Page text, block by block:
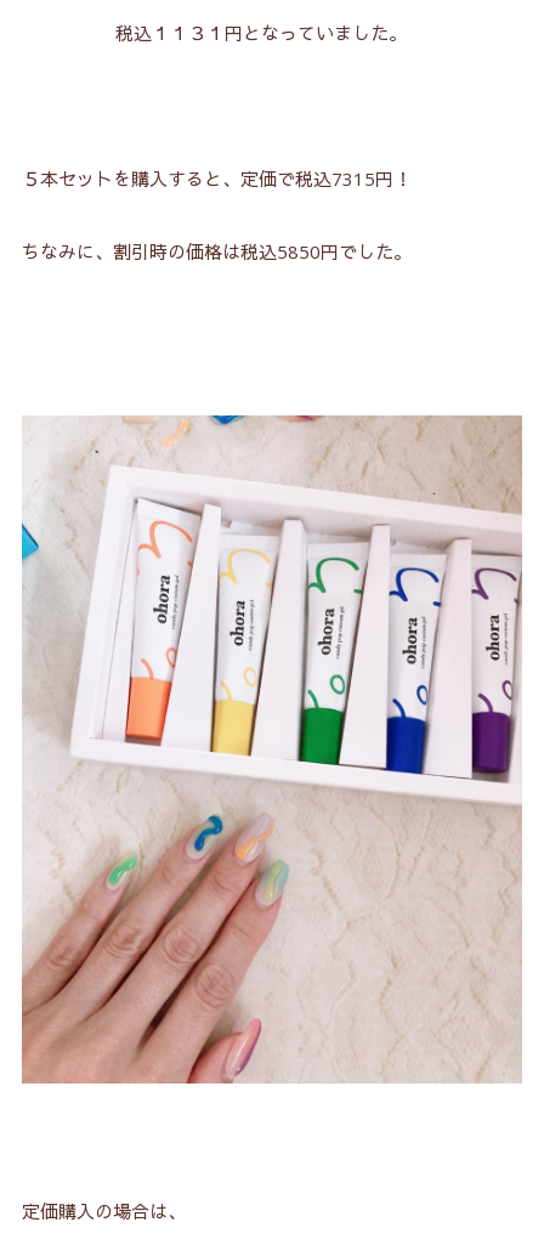
税込１１３１円となっていました。
５本セットを購入すると、定価で税込7315円！
ちなみに、割引時の価格は税込5850円でした。
定価購入の場合は、